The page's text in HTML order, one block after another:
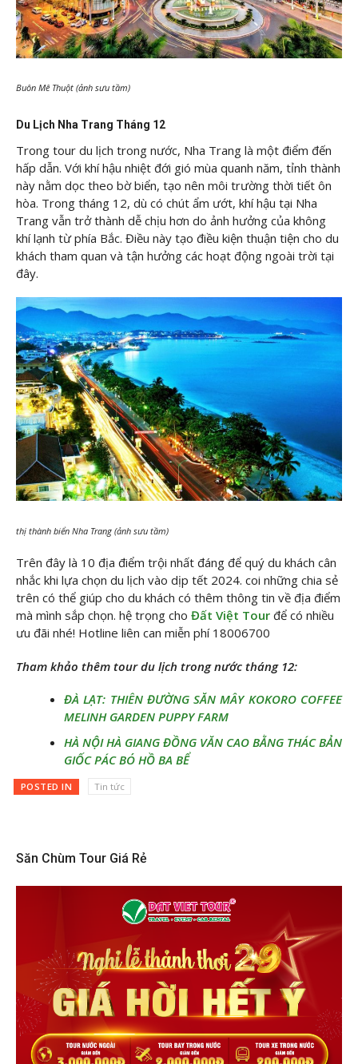
Buôn Mê Thuột (ảnh sưu tầm)
Du Lịch Nha Trang Tháng 12
Trong tour du lịch trong nước, Nha Trang là một điểm đến
hấp dẫn. Với khí hậu nhiệt đới gió mùa quanh năm, tỉnh thành
này nằm dọc theo bờ biển, tạo nên môi trường thời tiết ôn
hòa. Trong tháng 12, dù có chút ẩm ướt, khí hậu tại Nha
Trang vẫn trở thành dễ chịu hơn do ảnh hưởng của không
khí lạnh từ phía Bắc. Điều này tạo điều kiện thuận tiện cho du
khách tham quan và tận hưởng các hoạt động ngoài trời tại
đây.
thị thành biển Nha Trang (ảnh sưu tầm)
Trên đây là 10 địa điểm trội nhất đáng để quý du khách cân
nhắc khi lựa chọn du lịch vào dịp tết 2024. coi những chia sẻ
trên có thể giúp cho du khách có thêm thông tin về địa điểm
mà mình sắp chọn. hệ trọng cho Đất Việt Tour để có nhiều
ưu đãi nhé! Hotline liên can miễn phí 18006700
Tham khảo thêm tour du lịch trong nước tháng 12:
ĐÀ LẠT: THIÊN ĐƯỜNG SĂN MÂY KOKORO COFFEE
MELINH GARDEN PUPPY FARM
HÀ NỘI HÀ GIANG ĐỒNG VĂN CAO BẰNG THÁC BẢN
GIỐC PÁC BÓ HỒ BA BỂ
POSTED IN Tin tức
Săn Chùm Tour Giá Rẻ